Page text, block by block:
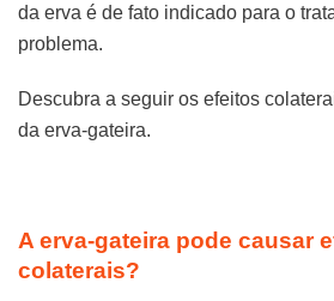
da erva é de fato indicado para o
problema.
Descubra a seguir os efeitos
da erva-gateira.
A erva-gateira pode causar
colaterais?